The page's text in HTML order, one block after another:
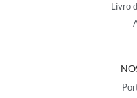
Livro